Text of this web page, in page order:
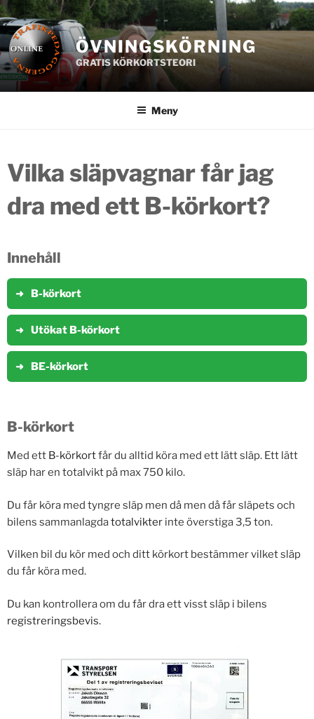
Hoppa
till
innehåll
ÖVNINGSKÖRNING
GRATIS KÖRKORTSTEORI
Meny
Vilka släpvagnar får jag
dra med ett B-körkort?
Innehåll
B-körkort
Utökat B-körkort
BE-körkort
B-körkort
Med ett B-körkortfår du alltid köra med ett lätt släp. Ett lätt
släp har en totalvikt på max 750 kilo.
Du får köra med tyngre släp men då men då får släpets och
bilens sammanlagdatotalvikter inte överstiga 3,5 ton.
Vilken bil du kör med och ditt körkort bestämmer vilket släp
du får köra med.
Du kan kontrollera om du får dra ett visst släp i bilens
registreringsbevis.